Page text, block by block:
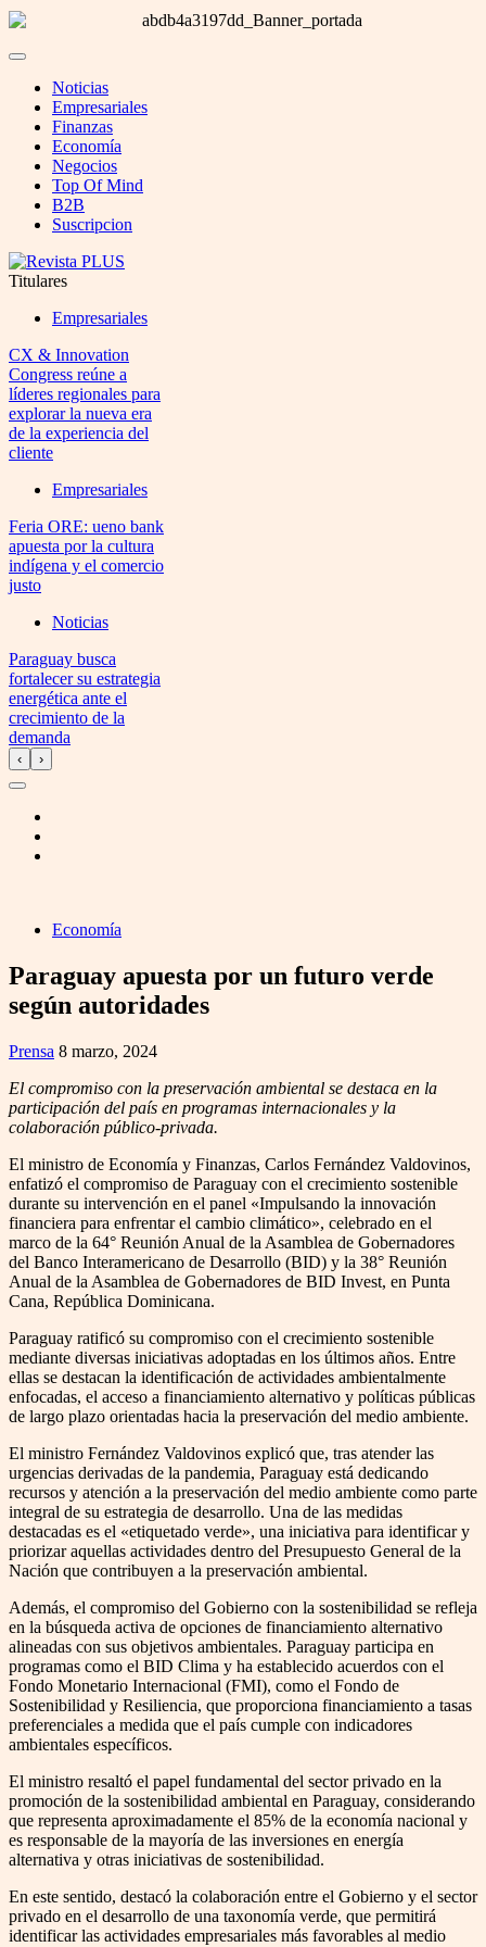
Noticias
Empresariales
Finanzas
Economía
Negocios
Top Of Mind
B2B
Suscripcion
Titulares
Empresariales
CX & Innovation
Congress reúne a
líderes regionales para
explorar la nueva era
de la experiencia del
cliente
Empresariales
Feria ORE: ueno bank
apuesta por la cultura
indígena y el comercio
justo
Noticias
Paraguay busca
fortalecer su estrategia
energética ante el
crecimiento de la
demanda
‹ ›
Economía
Paraguay apuesta por un futuro verde
según autoridades
Prensa 8 marzo, 2024
El compromiso con la preservación ambiental se destaca en la
participación del país en programas internacionales y la
colaboración público-privada.
El ministro de Economía y Finanzas, Carlos Fernández Valdovinos,
enfatizó el compromiso de Paraguay con el crecimiento sostenible
durante su intervención en el panel «Impulsando la innovación
financiera para enfrentar el cambio climático», celebrado en el
marco de la 64° Reunión Anual de la Asamblea de Gobernadores
del Banco Interamericano de Desarrollo (BID) y la 38° Reunión
Anual de la Asamblea de Gobernadores de BID Invest, en Punta
Cana, República Dominicana.
Paraguay ratificó su compromiso con el crecimiento sostenible
mediante diversas iniciativas adoptadas en los últimos años. Entre
ellas se destacan la identificación de actividades ambientalmente
enfocadas, el acceso a financiamiento alternativo y políticas públicas
de largo plazo orientadas hacia la preservación del medio ambiente.
El ministro Fernández Valdovinos explicó que, tras atender las
urgencias derivadas de la pandemia, Paraguay está dedicando
recursos y atención a la preservación del medio ambiente como parte
integral de su estrategia de desarrollo. Una de las medidas
destacadas es el «etiquetado verde», una iniciativa para identificar y
priorizar aquellas actividades dentro del Presupuesto General de la
Nación que contribuyen a la preservación ambiental.
Además, el compromiso del Gobierno con la sostenibilidad se refleja
en la búsqueda activa de opciones de financiamiento alternativo
alineadas con sus objetivos ambientales. Paraguay participa en
programas como el BID Clima y ha establecido acuerdos con el
Fondo Monetario Internacional (FMI), como el Fondo de
Sostenibilidad y Resiliencia, que proporciona financiamiento a tasas
preferenciales a medida que el país cumple con indicadores
ambientales específicos.
El ministro resaltó el papel fundamental del sector privado en la
promoción de la sostenibilidad ambiental en Paraguay, considerando
que representa aproximadamente el 85% de la economía nacional y
es responsable de la mayoría de las inversiones en energía
alternativa y otras iniciativas de sostenibilidad.
En este sentido, destacó la colaboración entre el Gobierno y el sector
privado en el desarrollo de una taxonomía verde, que permitirá
identificar las actividades empresariales más favorables al medio